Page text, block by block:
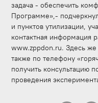
задача - обеспечить
Программе»,-
и пунктов утилизации,
контактная информация
www.zppdon.ru. Здесь же
также по телефону
получить консультацию
проведения